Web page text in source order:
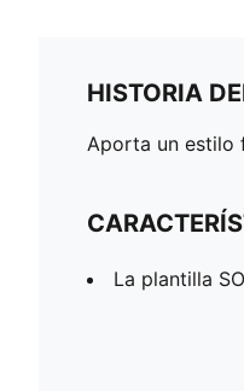
HISTORIA
Aporta un estilo
La plantilla